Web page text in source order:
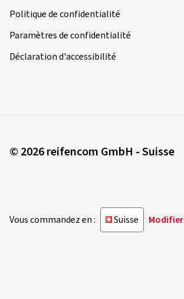
Politique de confidentialité
Paramètres de confidentialité
Déclaration d'accessibilité
© 2026 reifencom GmbH - Suisse
Vous commandez en : Suisse Modifier